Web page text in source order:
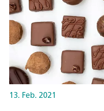
13. Feb. 2021